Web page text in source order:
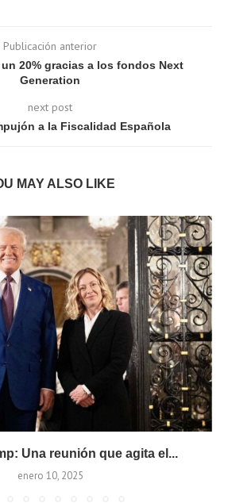
Publicación anterior
un 20% gracias a los fondos Next
Generation
next post
a la Fiscalidad Española
MAY ALSO LIKE
Una reunión que agita el...
enero 10, 2025